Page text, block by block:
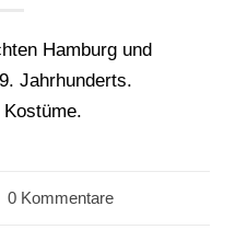
Hamburg und
Jahrhunderts.
0 Kommentare